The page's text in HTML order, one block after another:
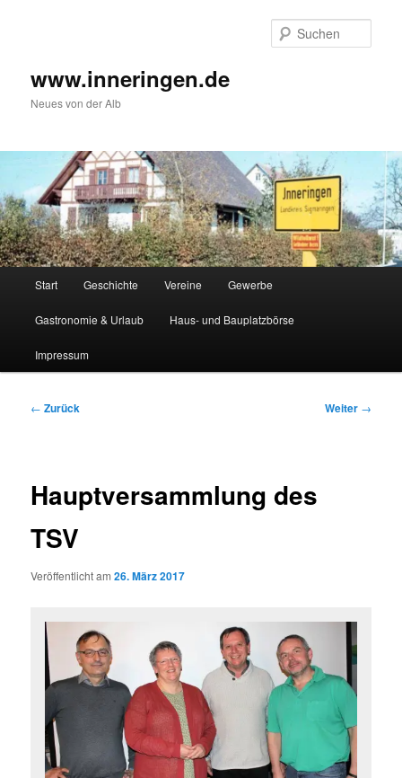
www.inneringen.de
Neues von der Alb
Start Geschichte Vereine Gewerbe
Gastronomie & Urlaub Haus- und Bauplatzbörse
Impressum
Beitragsnavigation
← Zurück Weiter →
Hauptversammlung des
TSV
Veröffentlicht am26. März 2017